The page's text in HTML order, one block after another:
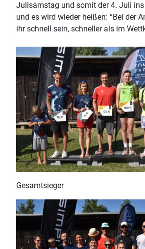
Julisamstag und somit der 4. Juli
und es wird wieder heißen: “Bei der
ihr schnell sein, schneller als im
Gesamtsieger